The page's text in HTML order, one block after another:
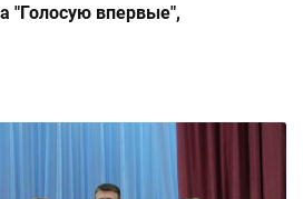
"Голосую впервые",